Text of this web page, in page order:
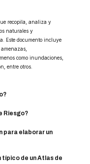
recopila, analiza y
naturales y
Este documento incluye
como inundaciones,
entre otros.
Riesgo?
para elaborar un
típico de un Atlas de